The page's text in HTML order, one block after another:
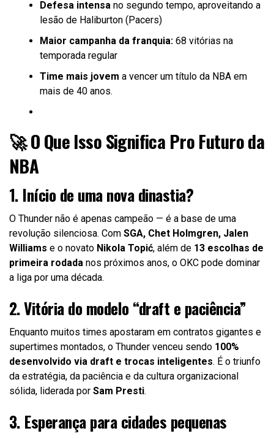
Defesa intensa no segundo tempo, aproveitando a
lesão de Haliburton (Pacers)
Maior campanha da franquia: 68 vitórias na
temporada regular
Time mais jovem a vencer um título da NBA em
mais de 40 anos.
🚀 O Que Isso Significa Pro Futuro da
NBA
1. Início de uma nova dinastia?
O Thunder não é apenas campeão — é a base de uma
revolução silenciosa. Com SGA, Chet Holmgren, Jalen
Williams e o novato Nikola Topić, além de 13 escolhas de
primeira rodada nos próximos anos, o OKC pode dominar
a liga por uma década.
2. Vitória do modelo “draft e paciência”
Enquanto muitos times apostaram em contratos gigantes e
supertimes montados, o Thunder venceu sendo 100%
desenvolvido via draft e trocas inteligentes. É o triunfo
da estratégia, da paciência e da cultura organizacional
sólida, liderada por Sam Presti.
3. Esperança para cidades pequenas